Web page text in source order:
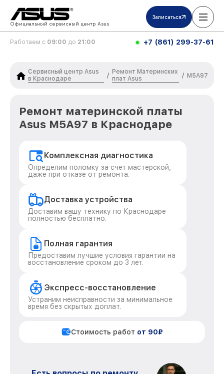
Официальный сервисный центр Asus
Записаться
Работаем с 09:00 до 21:00 +7 (861) 299-37-61
Сервисный центр Asus
в Краснодаре
/
Ремонт Материнских
плат Asus
/ M5A97
Ремонт материнской платы
Asus M5A97 в Краснодаре
Комплексная диагностика
Определим поломку за счет мастерской,
даже при отказе от ремонта.
Доставка устройства
Доставим вашу технику по Краснодаре
полностью бесплатно.
Полная гарантия
Предоставим лучшие условия гарантии на
восстановление сроком до 3 лет.
Экспресс-восстановление
Устраним неисправности за минимальное
время без скрытых доплат.
Стоимость работ от 90₽